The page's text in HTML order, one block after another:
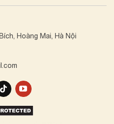
Hoàng Mai, Hà Nội